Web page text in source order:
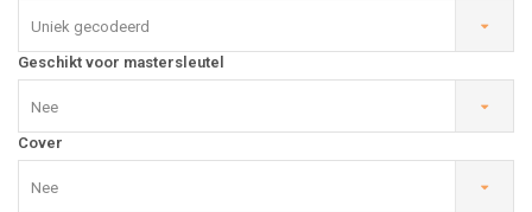
Uniek gecodeerd
Geschikt voor mastersleutel
Nee
Cover
Nee